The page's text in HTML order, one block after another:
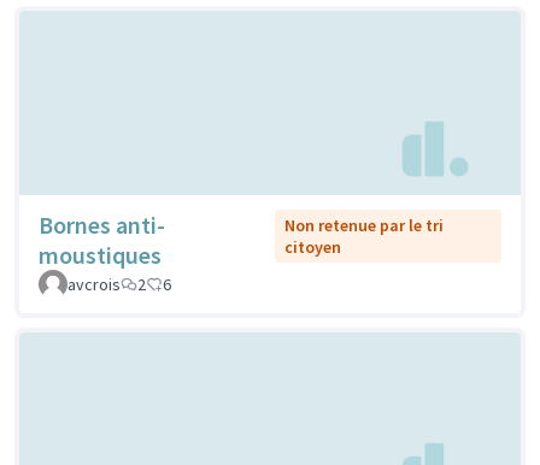
Bornes anti-
moustiques
Non retenue par le tri
citoyen
avcrois
2 6